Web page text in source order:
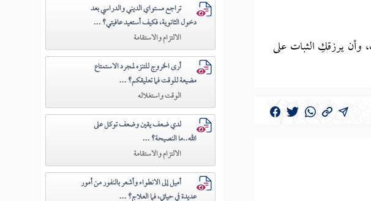
يرزقكِ الثبات على
تراجع مستواي الديني والدراسي بعد
دخول الثانوية، فكيف أستعيد عافيتي؟ ...
الالتزام والاستقامة
أرى الخروج للتنزه لمجرد الاستمتاع
مضيعة للوقت فما تعليقكم؟ ...
الوقت واستغلاله
لدي ضعف يقين وضعف توكل على
الله..ما النصيحة؟ ...
الالتزام والاستقامة
أميل إلى الانطواء وأشعر بالنفور من أمور
عديدة في حياتي، فما العلاج؟ ...